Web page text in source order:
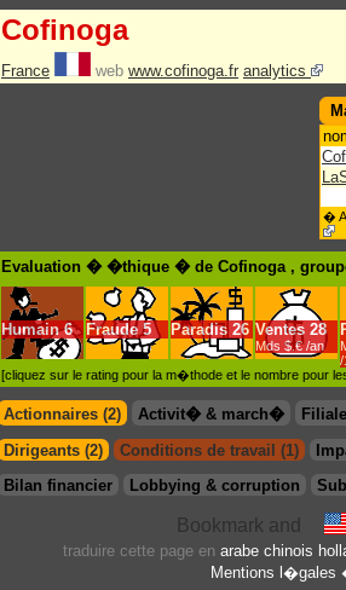
Cofinoga
France web www.cofinoga.fr analytics
�
Evaluation � �thique � de Cofinoga ,
Humain 6 Fraude 5 Paradis 26 Ventes 28
Mds $.€ /an
/
[cliquez sur le rating pour la m�thode et le nombre pour
Actionnaires (2) Activit� & march�
Dirigeants (2)
Conditions de travail (1)
Bilan financier
Lobbying & corruption
traduire cette page en arabe chinois
Mentions l�gales